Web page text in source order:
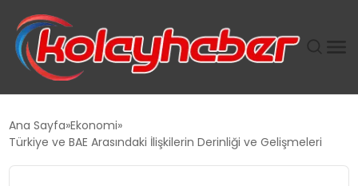
Ana Sayfa Ekonomi
Türkiye ve BAE Arasındaki İlişkilerin Derinliği ve Gelişmeleri